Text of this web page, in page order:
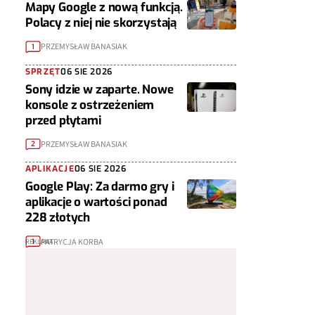
Mapy Google z nową funkcją.
Polacy z niej nie skorzystają
1 PRZEMYSŁAW BANASIAK
SPRZĘT06 SIE 2026
Sony idzie w zaparte. Nowe
konsole z ostrzeżeniem
przed płytami
2 PRZEMYSŁAW BANASIAK
APLIKACJE06 SIE 2026
Google Play: Za darmo gry i
aplikacje o wartości ponad
228 złotych
1 PATRYCJA KORBA